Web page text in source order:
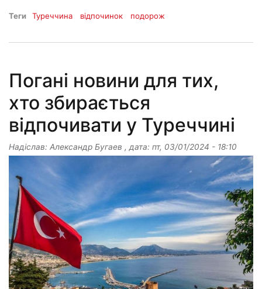
Теги Туреччина відпочинок подорож
Погані новини для тих,
хто збирається
відпочивати у Туреччині
Надіслав: Александр Бугаев , дата: пт, 03/01/2024 - 18:10